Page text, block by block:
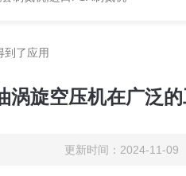
到了应用
涡旋空压机在广泛
更新时间：2024-11-